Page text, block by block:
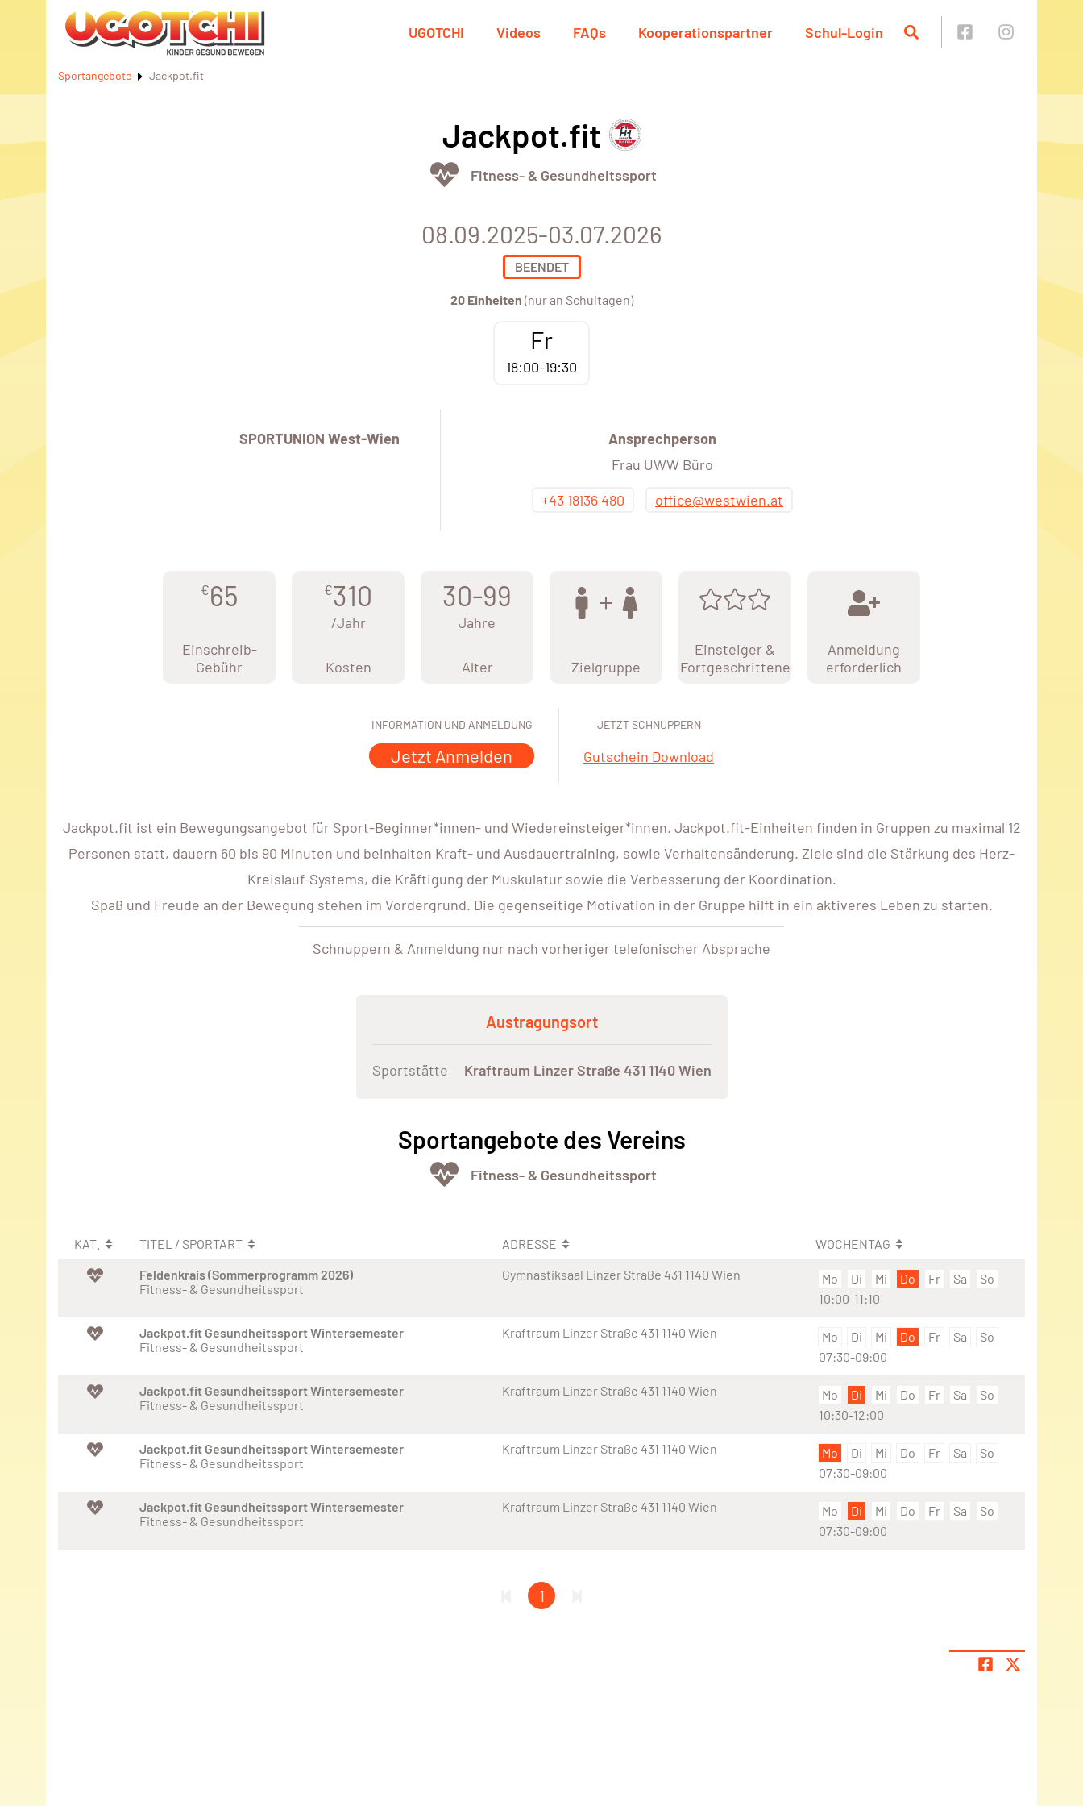
UGOTCHI Videos FAQs Kooperationspartner Schul-Login
Sportangebote Jackpot.fit
Jackpot.fit
Fitness- & Gesundheitssport
08.09.2025-03.07.2026
BEENDET
20 Einheiten (nur an Schultagen)
Fr
18:00-19:30
SPORTUNION West-Wien
Ansprechperson
Frau UWW Büro
+43 18136 480
office@westwien.at
€65
Einschreib-
Gebühr
€310
/Jahr
Kosten
30-99
Jahre
Alter Zielgruppe
Einsteiger &
Fortgeschrittene
Anmeldung
erforderlich
INFORMATION UND ANMELDUNG
Jetzt Anmelden
JETZT SCHNUPPERN
Gutschein Download
Jackpot.fit ist ein Bewegungsangebot für Sport-Beginner*innen- und Wiedereinsteiger*innen. Jackpot.fit-Einheiten finden in Gruppen zu maximal 12
Personen statt, dauern 60 bis 90 Minuten und beinhalten Kraft- und Ausdauertraining, sowie Verhaltensänderung. Ziele sind die Stärkung des Herz-
Kreislauf-Systems, die Kräftigung der Muskulatur sowie die Verbesserung der Koordination.
Spaß und Freude an der Bewegung stehen im Vordergrund. Die gegenseitige Motivation in der Gruppe hilft in ein aktiveres Leben zu starten.
Schnuppern & Anmeldung nur nach vorheriger telefonischer Absprache
Austragungsort
Sportstätte Kraftraum Linzer Straße 431 1140 Wien
Sportangebote des Vereins
Fitness- & Gesundheitssport
KAT. TITEL / SPORTART ADRESSE
WOCHENTAG
Feldenkrais (Sommerprogramm 2026)
Fitness- & Gesundheitssport
Gymnastiksaal Linzer Straße 431 1140 Wien Mo Di Mi Do Fr Sa
So
10:00-11:10
Jackpot.fit Gesundheitssport Wintersemester
Fitness- & Gesundheitssport
Kraftraum Linzer Straße 431 1140 Wien Mo Di Mi Do Fr Sa
So
07:30-09:00
Jackpot.fit Gesundheitssport Wintersemester
Fitness- & Gesundheitssport
Kraftraum Linzer Straße 431 1140 Wien Mo Di Mi Do Fr Sa
So
10:30-12:00
Jackpot.fit Gesundheitssport Wintersemester
Fitness- & Gesundheitssport
Kraftraum Linzer Straße 431 1140 Wien Mo Di Mi Do Fr Sa
So
07:30-09:00
Jackpot.fit Gesundheitssport Wintersemester
Fitness- & Gesundheitssport
Kraftraum Linzer Straße 431 1140 Wien Mo Di Mi Do Fr Sa
So
07:30-09:00
1